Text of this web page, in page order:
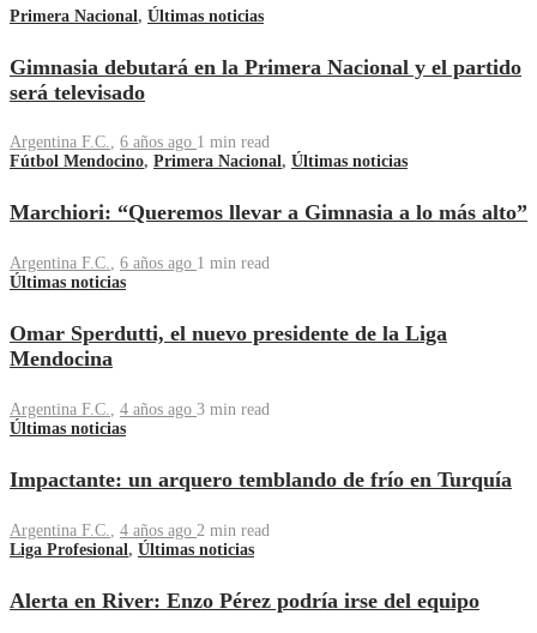
Primera Nacional, Últimas noticias
Gimnasia debutará en la Primera Nacional y el partido
será televisado
Argentina F.C., 6 años ago 1 min read
Fútbol Mendocino, Primera Nacional, Últimas noticias
Marchiori: “Queremos llevar a Gimnasia a lo más alto”
Argentina F.C., 6 años ago 1 min read
Últimas noticias
Omar Sperdutti, el nuevo presidente de la Liga
Mendocina
Argentina F.C., 4 años ago 3 min read
Últimas noticias
Impactante: un arquero temblando de frío en Turquía
Argentina F.C., 4 años ago 2 min read
Liga Profesional, Últimas noticias
Alerta en River: Enzo Pérez podría irse del equipo